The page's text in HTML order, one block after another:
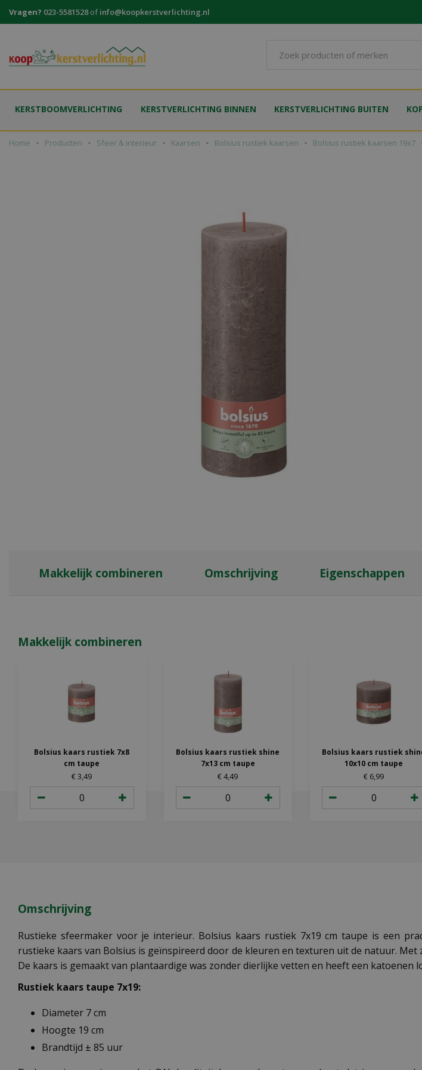
naar
Home Producten Sfeer & interieur Kaarsen Bolsius rustiek kaarsen Bolsius rustiek kaarsen 19x7
Vragen? 023-5581528ofinfo@koopkerstverlichting.nl
KERSTBOOMVERLICHTING KERSTVERLICHTING BINNEN KERSTVERLICHTING BUITEN
Makkelijk combineren Omschrijving Eigenschappen
Makkelijk combineren
Bolsius kaars rustiek 7x8
cm taupe
€3,49
Bolsius kaars rustiek shine
7x13 cm taupe
€4,49
Bolsius kaars rustiek
10x10 cm taupe
€ 6,99
Omschrijving
Rustieke sfeermaker voor je interieur. Bolsius kaars rustiek 7x19 cm taupe is een
rustieke kaars van Bolsius is geïnspireerd door de kleuren en texturen uit de natuur.
De kaars is gemaakt van plantaardige was zonder dierlijke vetten en heeft een katoenen
Rustiek kaars taupe 7x19:
Diameter 7 cm
Hoogte 19 cm
Brandtijd ± 85 uur